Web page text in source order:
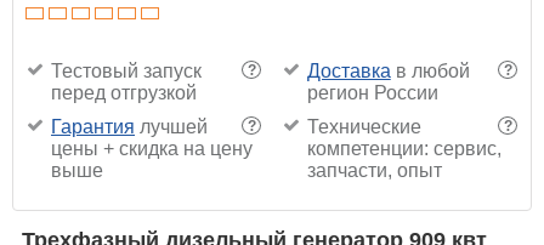
?
Тестовый запуск
перед отгрузкой
?
Доставка в любой
регион России
?
Гарантия лучшей
цены + скидка на цену
выше
?
Технические
компетенции: сервис,
запчасти, опыт
Трехфазный дизельный генератор 909 квт